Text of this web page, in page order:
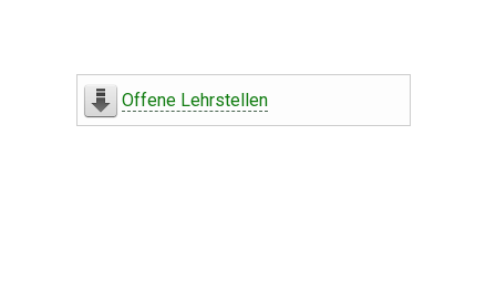
Offene Lehrstellen